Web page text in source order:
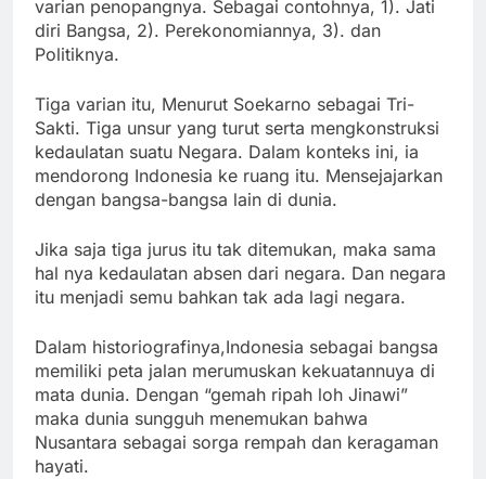
varian penopangnya. Sebagai contohnya, 1). Jati
diri Bangsa, 2). Perekonomiannya, 3). dan
Politiknya.
Tiga varian itu, Menurut Soekarno sebagai Tri-
Sakti. Tiga unsur yang turut serta mengkonstruksi
kedaulatan suatu Negara. Dalam konteks ini, ia
mendorong Indonesia ke ruang itu. Mensejajarkan
dengan bangsa-bangsa lain di dunia.
Jika saja tiga jurus itu tak ditemukan, maka sama
hal nya kedaulatan absen dari negara. Dan negara
itu menjadi semu bahkan tak ada lagi negara.
Dalam historiografinya,Indonesia sebagai bangsa
memiliki peta jalan merumuskan kekuatannuya di
mata dunia. Dengan “gemah ripah loh Jinawi”
maka dunia sungguh menemukan bahwa
Nusantara sebagai sorga rempah dan keragaman
hayati.